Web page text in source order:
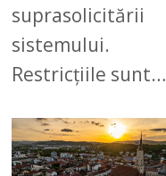
suprasolicitării
sistemului.
Restricțiile sunt…